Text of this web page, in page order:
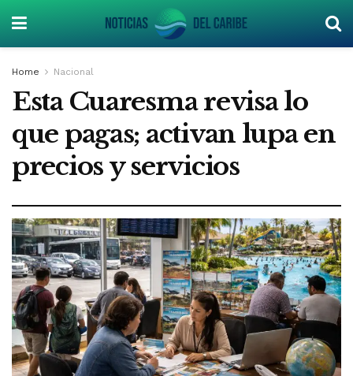
Home Nacional
Esta Cuaresma revisa lo
que pagas; activan lupa en
precios y servicios